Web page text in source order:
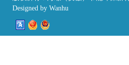
Designed by Wanhu